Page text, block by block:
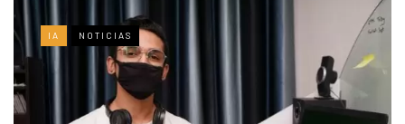
IA NOTICIAS